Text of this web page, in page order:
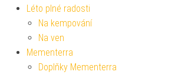
Léto plné radosti
Na kempování
Na ven
Mementerra
Doplňky Mementerra